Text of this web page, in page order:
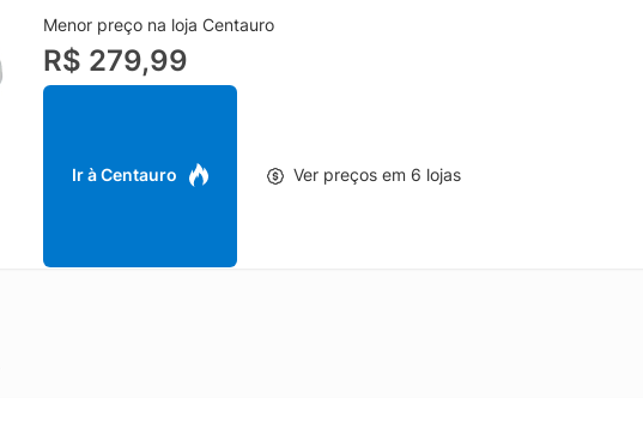
Menor preço na loja Centauro
R$ 279,99
Ir à Centauro Ver preços em 6 lojas